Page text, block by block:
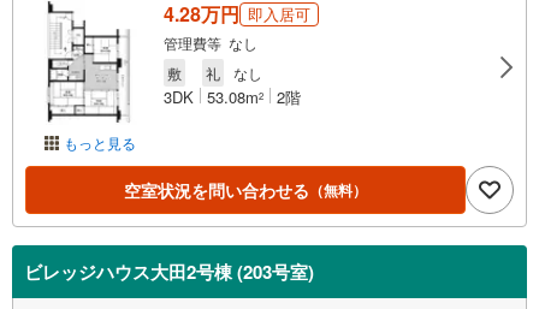
もっと見る
4.28万円 即入居可
管理費等 なし
敷
礼 なし
3DK 53.08m2 2階
空室状況を問い合わせる （無料）
ビレッジハウス大田2号棟 (203号室)